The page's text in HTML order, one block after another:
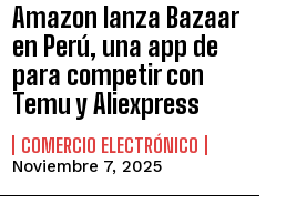
Amazon lanza Bazaar
en Perú, una app de
para competir con
Temu y Aliexpress
COMERCIO ELECTRÓNICO
Noviembre 7, 2025